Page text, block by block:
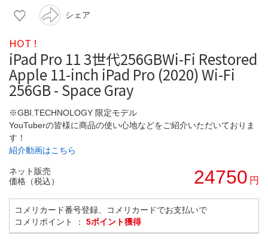
シェア
HOT !
iPad Pro 11 3世代256GBWi-Fi Restored
Apple 11-inch iPad Pro (2020) Wi-Fi
256GB - Space Gray
※GBI.TECHNOLOGY 限定モデル
YouTuberの皆様に商品の使い心地などをご紹介いただいておりま
す！
紹介動画はこちら
ネット販売
価格（税込）
24750 円
コメリカード番号登録、コメリカードでお支払いで
コメリポイント ： 5ポイント獲得